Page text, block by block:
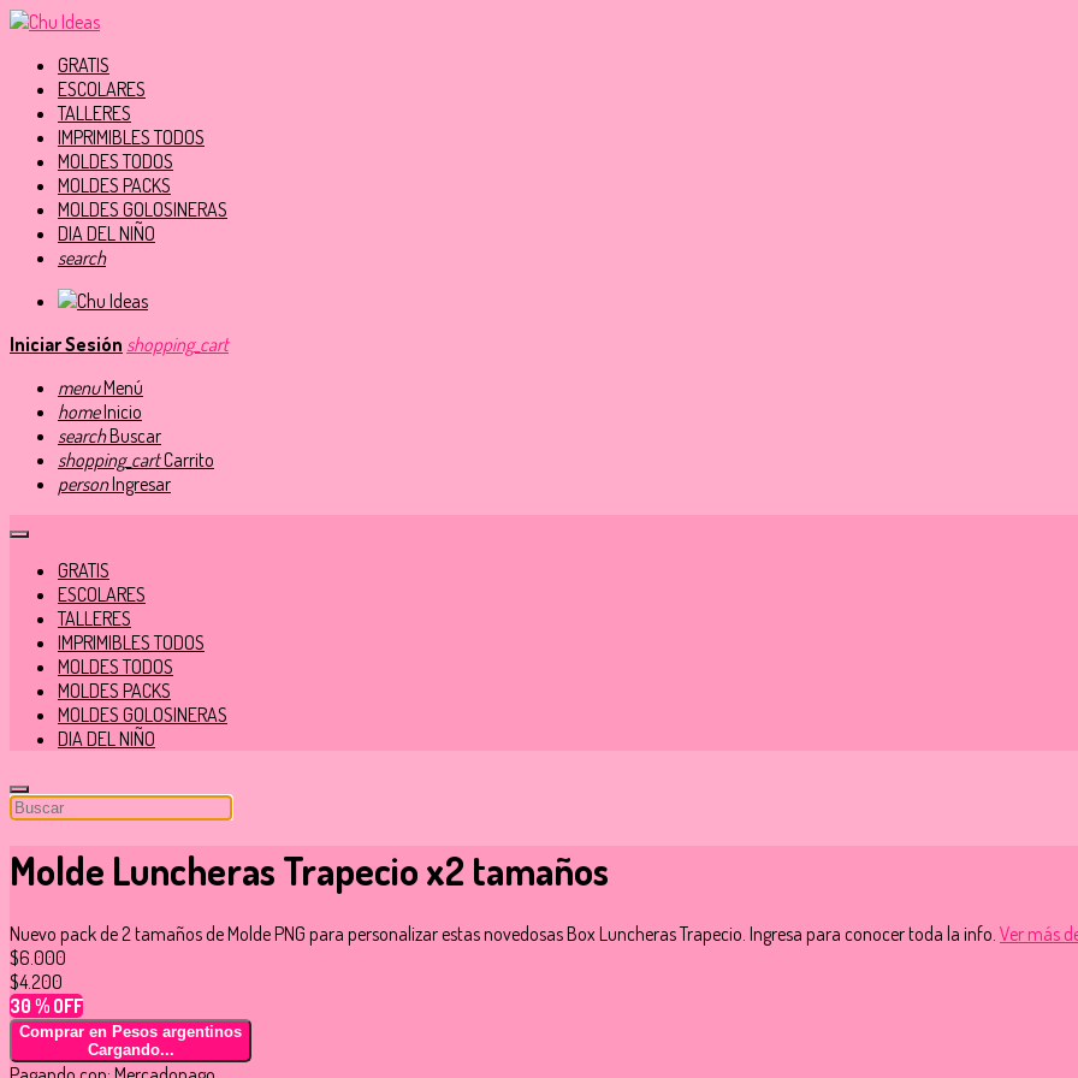
GRATIS
ESCOLARES
TALLERES
IMPRIMIBLES TODOS
MOLDES TODOS
MOLDES PACKS
MOLDES GOLOSINERAS
DIA DEL NIÑO
search
Iniciar Sesión shopping_cart
menuMenú
homeInicio
searchBuscar
shopping_cartCarrito
personIngresar
GRATIS
ESCOLARES
TALLERES
IMPRIMIBLES TODOS
MOLDES TODOS
MOLDES PACKS
MOLDES GOLOSINERAS
DIA DEL NIÑO
Molde Luncheras Trapecio x2 tamaños
Nuevo pack de 2 tamaños de Molde PNG para personalizar estas novedosas Box Luncheras Trapecio. Ingresa para conocer toda la info. Ver más
$6.000
$4.200
30 % OFF
Comprar en Pesos argentinos
Cargando...